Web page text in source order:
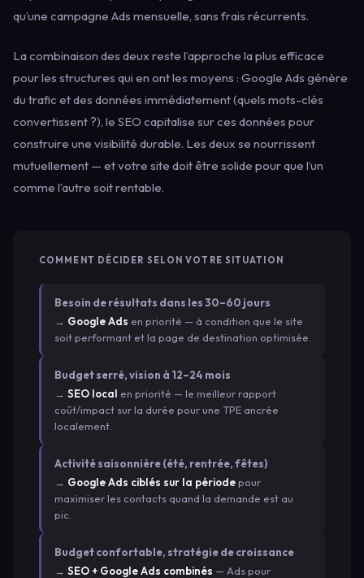
qu’une campagne Ads mensuelle, sans frais récurrents.
La combinaison des deux reste l’approche la plus efficace
pour les structures qui en ont les moyens : Google Ads génère
du trafic et des données immédiatement (quels mots-clés
convertissent ?), le SEO capitalise sur ces données pour
construire une visibilité durable. Les deux se nourrissent
mutuellement — et votre site doit être solide pour que l’un
comme l’autre soit rentable.
COMMENT DÉCIDER SELON VOTRE SITUATION
Besoin de résultats dans les 30–60 jours
→ Google Ads en priorité — à condition que le site
soit performant et la page de destination optimisée.
Budget serré, vision à 12–24 mois
→ SEO local en priorité — le meilleur rapport
coût/impact sur la durée pour une TPE ancrée
localement.
Activité saisonnière (été, rentrée, fêtes)
→ Google Ads ciblés sur la périodepour
maximiser les contacts quand la demande est au
pic.
Budget confortable, stratégie de croissance
→ SEO + Google Ads combinés — Ads pour